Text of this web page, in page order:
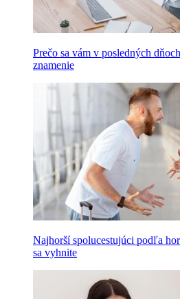
Prečo sa vám v posledných
znamenie
Najhorší spolucestujúci podľa
sa vyhnite